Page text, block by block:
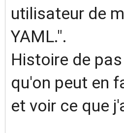
utilisateur de
YAML.".
Histoire de
qu'on peut en
et voir ce que